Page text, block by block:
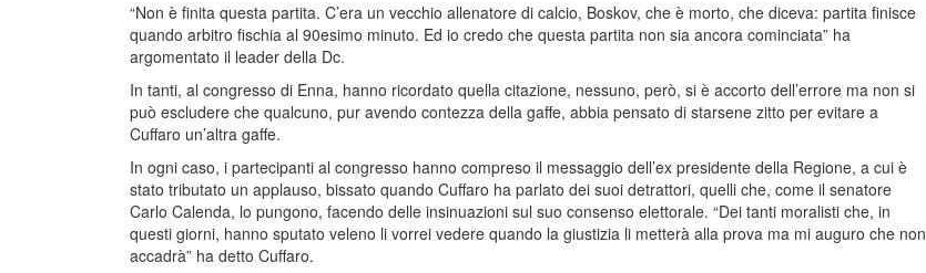
“Non è finita questa partita. C’era un vecchio allenatore di calcio, Boskov, che è morto, che diceva: partita finisce
quando arbitro fischia al 90esimo minuto. Ed io credo che questa partita non sia ancora cominciata” ha
argomentato il leader della Dc.
In tanti, al congresso di Enna, hanno ricordato quella citazione, nessuno, però, si è accorto dell’errore ma non si
può escludere che qualcuno, pur avendo contezza della gaffe, abbia pensato di starsene zitto per evitare a
Cuffaro un’altra gaffe.
In ogni caso, i partecipanti al congresso hanno compreso il messaggio dell’ex presidente della Regione, a cui è
stato tributato un applauso, bissato quando Cuffaro ha parlato dei suoi detrattori, quelli che, come il senatore
Carlo Calenda, lo pungono, facendo delle insinuazioni sul suo consenso elettorale. “Dei tanti moralisti che, in
questi giorni, hanno sputato veleno li vorrei vedere quando la giustizia li metterà alla prova ma mi auguro che non
accadrà” ha detto Cuffaro.